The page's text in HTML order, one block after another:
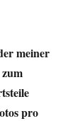
meiner
pro